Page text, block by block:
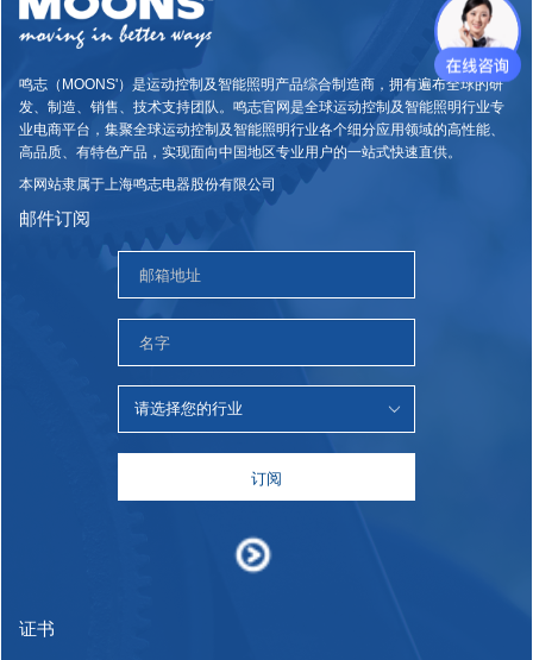
鸣志（MOONS'）是运动控制及智能照明产品综合制造商，拥有遍布全球的研
发、制造、销售、技术支持团队。鸣志官网是全球运动控制及智能照明行业专
业电商平台，集聚全球运动控制及智能照明行业各个细分应用领域的高性能、
高品质、有特色产品，实现面向中国地区专业用户的一站式快速直供。
本网站隶属于上海鸣志电器股份有限公司
邮件订阅
订阅
证书